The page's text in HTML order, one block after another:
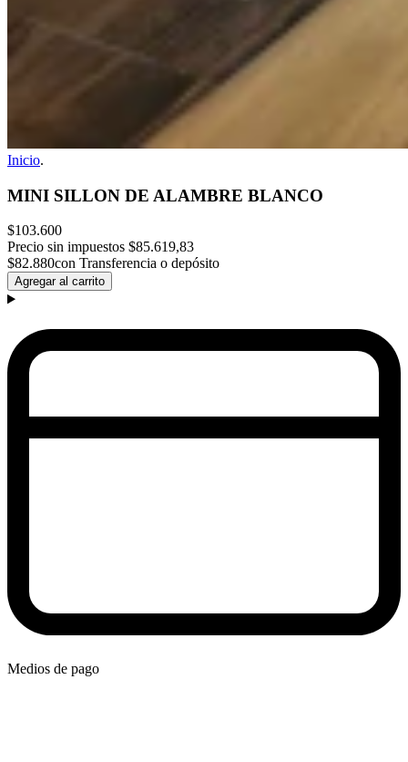
Inicio.
MINI SILLON DE ALAMBRE BLANCO
$103.600
Precio sin impuestos $85.619,83
$82.880con Transferencia o depósito
Agregar al carrito
Medios de pago